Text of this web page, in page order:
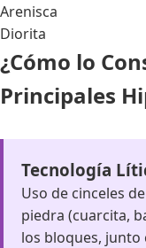
Arenisca
Diorita
¿Cómo lo
Principales
Tecnología
Uso de cinceles
piedra (cuarcita,
los bloques, junto